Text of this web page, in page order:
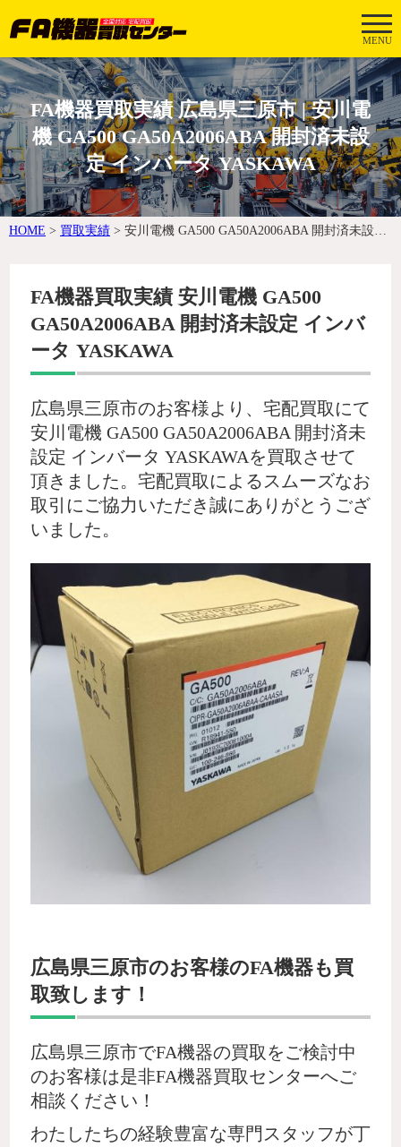
MENU
FA機器買取実績 広島県三原市 | 安川電
機 GA500 GA50A2006ABA 開封済未設
定 インバータ YASKAWA
HOME > 買取実績 > 安川電機 GA500 GA50A2006ABA 開封済未設定 インバータ YASKAWA
FA機器買取実績 安川電機 GA500
GA50A2006ABA 開封済未設定 インバ
ータ YASKAWA
広島県三原市のお客様より、宅配買取にて
安川電機 GA500 GA50A2006ABA 開封済未
設定 インバータ YASKAWAを買取させて
頂きました。宅配買取によるスムーズなお
取引にご協力いただき誠にありがとうござ
いました。
広島県三原市のお客様のFA機器も買
取致します！
広島県三原市でFA機器の買取をご検討中
のお客様は是非FA機器買取センターへご
相談ください！
わたしたちの経験豊富な専門スタッフが丁